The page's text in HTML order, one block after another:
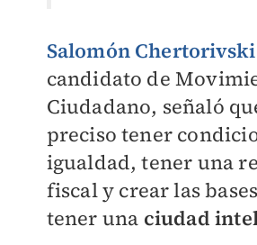
Salomón Chertorivski
candidato de
Ciudadano, señaló
preciso tener
igualdad, tener una
fiscal y crear las
tener una ciudad